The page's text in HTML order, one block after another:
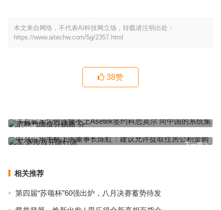
本文来自网络，不代表AI科技网立场，转载请注明出处：
https://www.aitechw.com/5g/2357.html
38赞
上一篇
增值分销商 分
下一篇
中兴音乐手机上汽董事长陈虹：建议允许提取住房公积金购车 逐步放
开限行限
相关推荐
第四届“苏颂杯”60强出炉，八月决赛蓄势待发